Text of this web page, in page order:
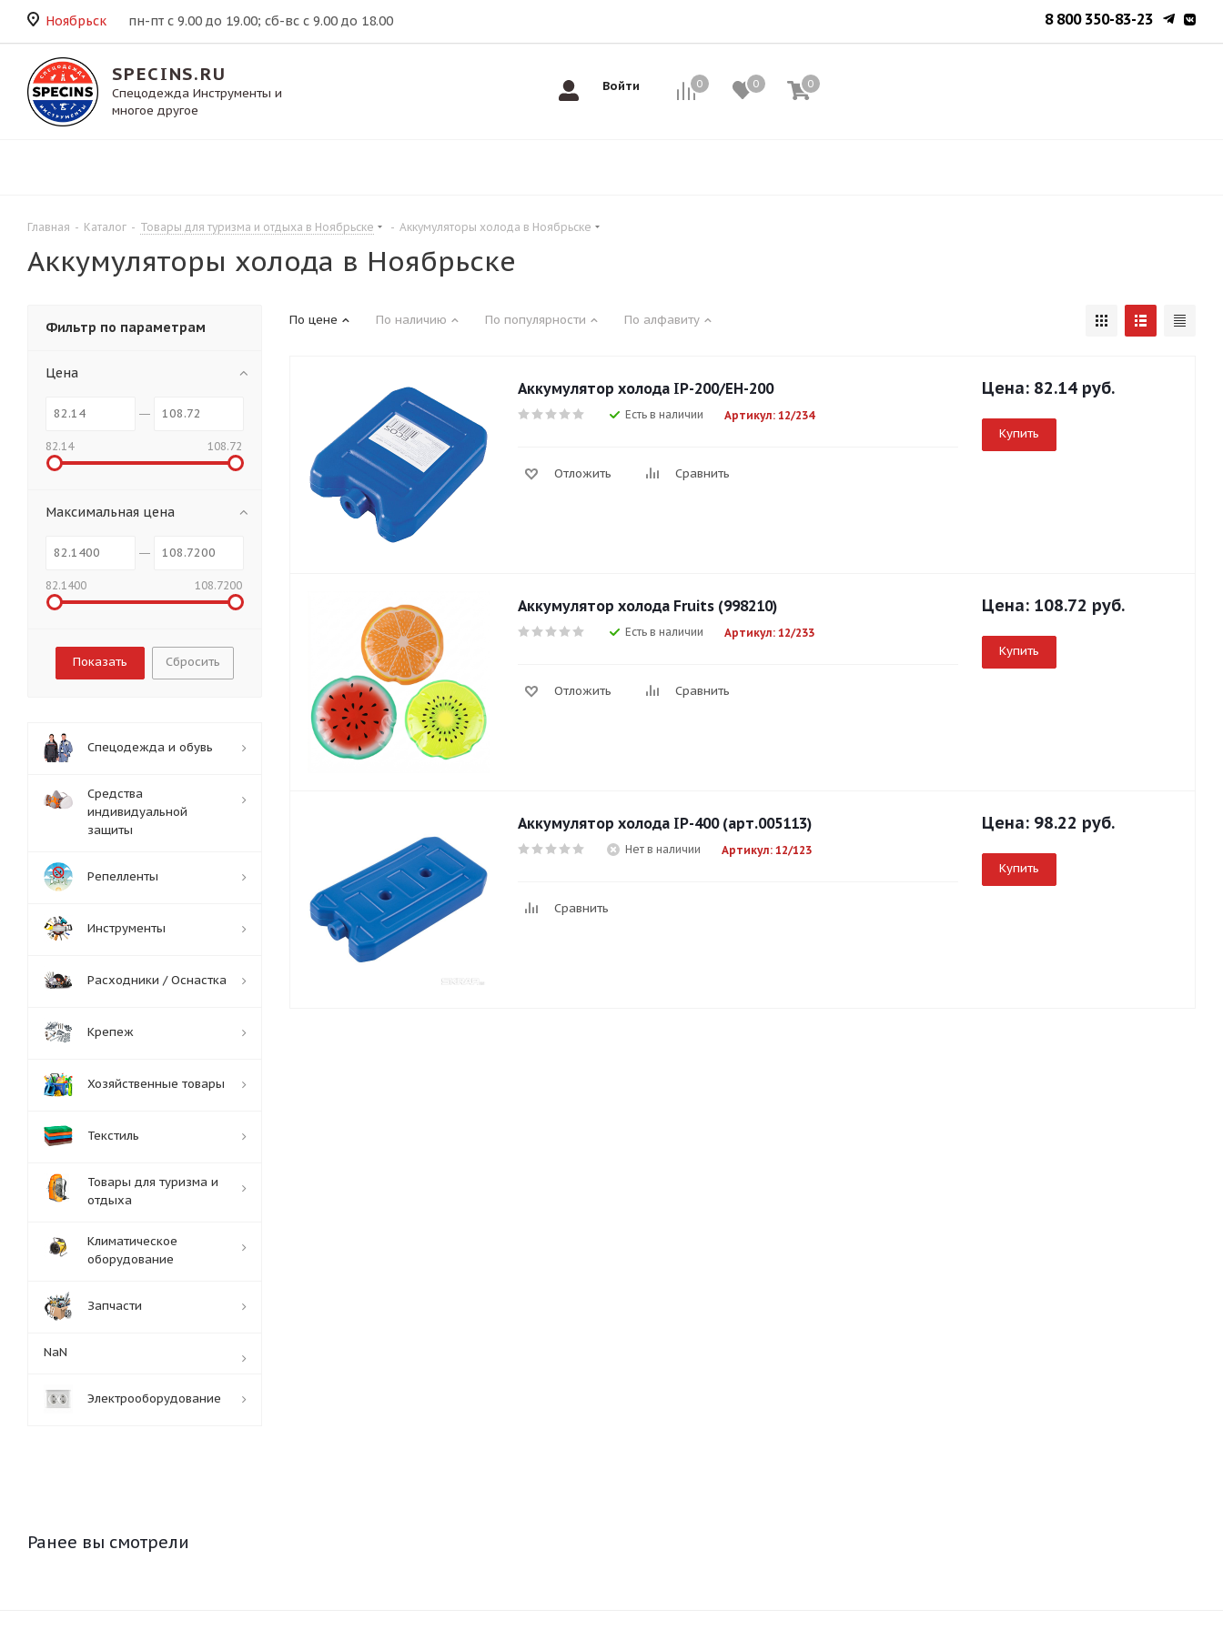
Ноябрьск пн-пт с 9.00 до 19.00; сб-вс с 9.00 до 18.00 8 800 350-83-23
SPECINS.RU
Спецодежда Инструменты и
многое другое
Войти 0 0 0
0
Главная - Каталог - Товары для туризма и отдыха в Ноябрьске - Аккумуляторы холода в Ноябрьске
Аккумуляторы холода в Ноябрьске
По цене По наличию По популярности По алфавиту
Аккумулятор холода IP-200/ЕН-200
Есть в наличии Артикул: 12/234
Отложить Сравнить
Цена: 82.14 руб.
Купить
Аккумулятор холода Fruits (998210)
Есть в наличии Артикул: 12/233
Отложить Сравнить
Цена: 108.72 руб.
Купить
Аккумулятор холода IP-400 (арт.005113)
Нет в наличии Артикул: 12/123
Сравнить
Цена: 98.22 руб.
Купить
Фильтр по параметрам
Цена
82.14 108.72
Максимальная цена
82.1400 108.7200
Сбросить
Спецодежда и обувь
Средства
индивидуальной
защиты
Репелленты
Инструменты
Расходники / Оснастка
Крепеж
Хозяйственные товары
Текстиль
Товары для туризма и
отдыха
Климатическое
оборудование
Запчасти
NaN
Электрооборудование
Ранее вы смотрели